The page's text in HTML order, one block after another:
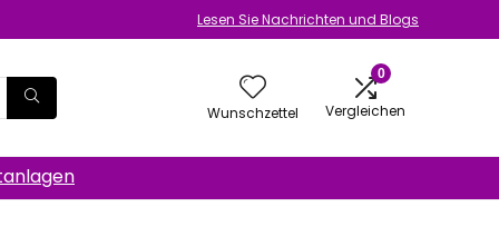
Lesen Sie Nachrichten und Blogs
Wunschzettel
0
Vergleichen